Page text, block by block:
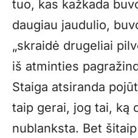
tuo, kas kažkada
daugiau jaudulio,
„skraidė drugeliai
iš atminties
Staiga atsiranda
taip gerai, jog tai, ką
nublanksta. Bet